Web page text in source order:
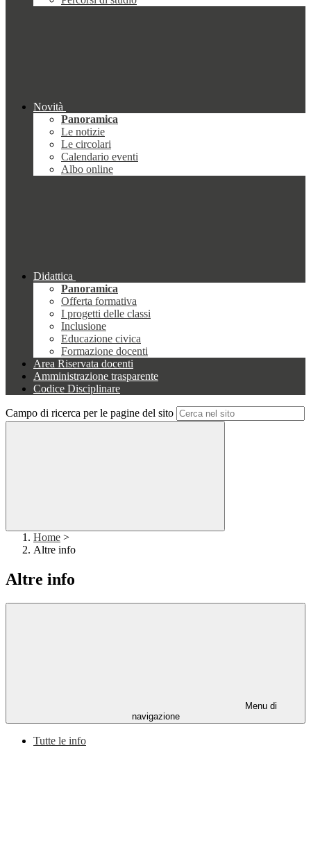
Novità
Panoramica
Le notizie
Le circolari
Calendario eventi
Albo online
Didattica
Panoramica
Offerta formativa
I progetti delle classi
Inclusione
Educazione civica
Formazione docenti
Area Riservata docenti
Amministrazione trasparente
Codice Disciplinare
Campo di ricerca per le pagine del sito
Home >
Altre info
Altre info
Menu di
navigazione
Tutte le info